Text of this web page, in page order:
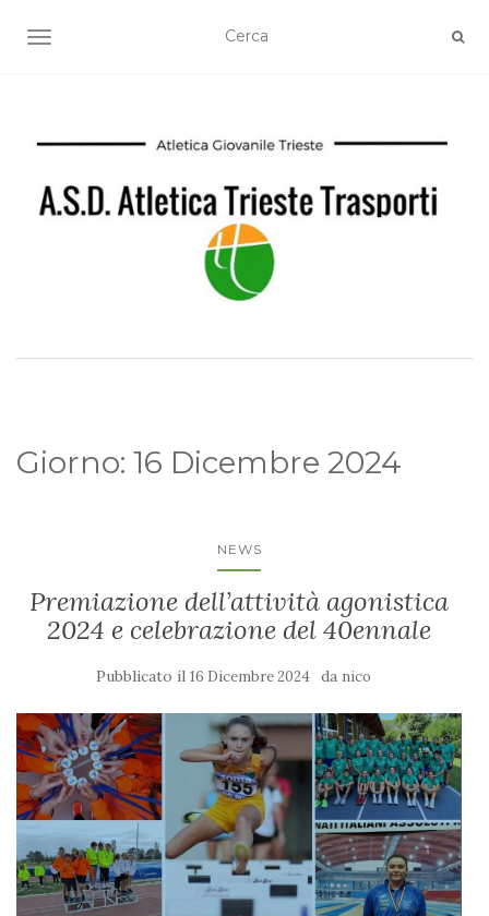
TOGGLE NAVIGATION
Giorno: 16 Dicembre 2024
NEWS
Premiazione dell’attività agonistica
2024 e celebrazione del 40ennale
Pubblicato il 16 Dicembre 2024 da nico